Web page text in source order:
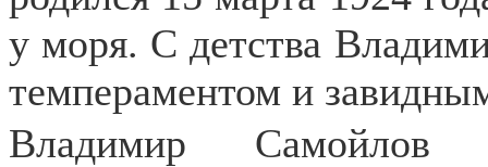
у моря. С детства
темпераментом и
Владимир Самойлов